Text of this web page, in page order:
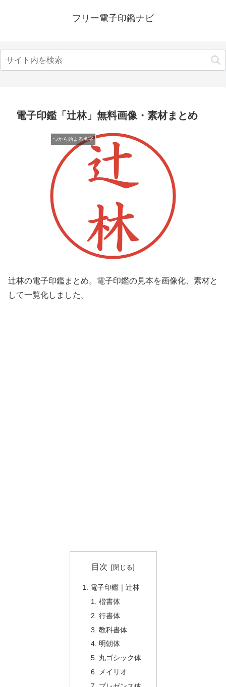
フリー電子印鑑ナビ
電子印鑑「辻林」無料画像・素材まとめ
つから始まる名字
辻林の電子印鑑まとめ。電子印鑑の見本を画像化、素材と
して一覧化しました。
目次
電子印鑑｜辻林
楷書体
行書体
教科書体
明朝体
丸ゴシック体
メイリオ